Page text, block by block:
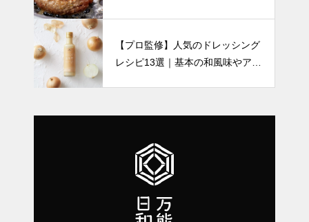
【プロ監修】人気のドレッシング
レシピ13選｜基本の和風味やアレ